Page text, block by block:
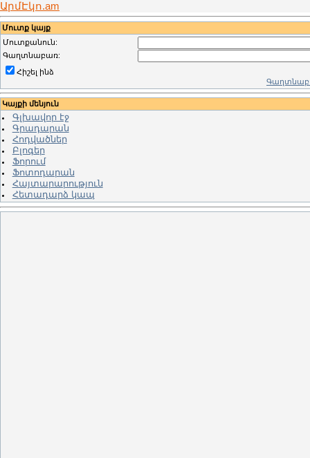
ԱրմԷկո.am
Մուտք կայք
Մուտքանուն:
Գաղտնաբառ:
Հիշել ինձ
Կայքի մենյուն
Գլխավոր էջ
Գրադարան
Հոդվածներ
Բլոգեր
Ֆորում
Ֆոտոդարան
Հայտարարություն
Հետադարձ կապ